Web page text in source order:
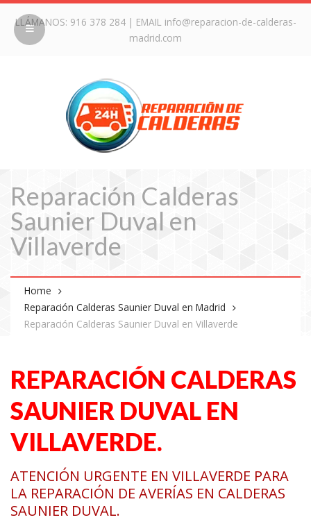
LLÁMANOS: 916 378 284| EMAIL info@reparacion-de-calderas-
madrid.com
Reparación Calderas
Saunier Duval en
Villaverde
Home
Reparación Calderas Saunier Duval en Madrid
Reparación Calderas Saunier Duval en Villaverde
REPARACIÓN CALDERAS
SAUNIER DUVAL EN
VILLAVERDE.
ATENCIÓN URGENTE EN VILLAVERDE PARA
LA REPARACIÓN DE AVERÍAS EN CALDERAS
SAUNIER DUVAL.